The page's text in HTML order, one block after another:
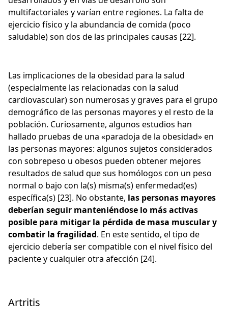
multifactoriales y varían entre regiones. La falta de
ejercicio físico y la abundancia de comida (poco
saludable) son dos de las principales causas [22].
Las implicaciones de la obesidad para la salud
(especialmente las relacionadas con la salud
cardiovascular) son numerosas y graves para el grupo
demográfico de las personas mayores y el resto de la
población. Curiosamente, algunos estudios han
hallado pruebas de una «paradoja de la obesidad» en
las personas mayores: algunos sujetos considerados
con sobrepeso u obesos pueden obtener mejores
resultados de salud que sus homólogos con un peso
normal o bajo con la(s) misma(s) enfermedad(es)
específica(s) [23]. No obstante, las personas mayores
deberían seguir manteniéndose lo más activas
posible para mitigar la pérdida de masa muscular y
combatir la fragilidad. En este sentido, el tipo de
ejercicio debería ser compatible con el nivel físico del
paciente y cualquier otra afección [24].
Artritis